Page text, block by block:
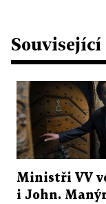
Ministři VV
i John.